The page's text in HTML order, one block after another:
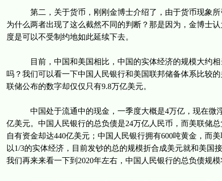
第二，关于货币，刚刚金博士介绍了，由于货币现象所
为什么两者出现了这么截然不同的判断？那是因为，金博士
度是可以不受制约地如此延续下去。
目前，中国和美国相比，中国的实体经济的规模大约相
吗？我们可以看一下中国人民银行和美国联邦储备体系比较
联储公布的数字却仅仅只有9.8万亿美元。
中国处于流通中的现金，一季度大概是4万亿，现在微浮
亿美元。中国人民银行的总负债是24万亿人民币，而美联储
自有资金却达440亿美元；中国人民银行拥有600吨黄金，而
以1/3的实体经济，目前发钞的总的规模折合成美元就和美
我们再来来看一下到2020年左右，中国人民银行的总负债规